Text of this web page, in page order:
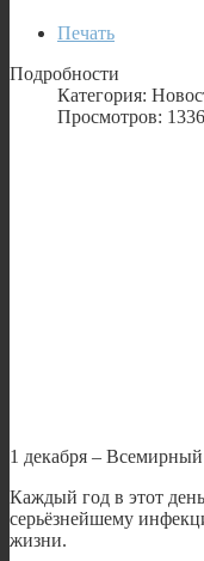
Печать
Подробности
Категория:
Просмотров: 1336
1 декабря –
Каждый год в этот
серьёзнейшему
жизни.